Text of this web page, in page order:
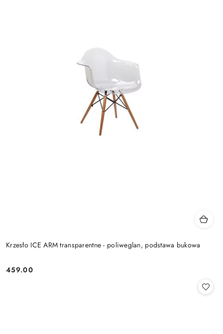
Krzesło ICE ARM transparentne - poliweglan, podstawa bukowa
Cena:
459.00